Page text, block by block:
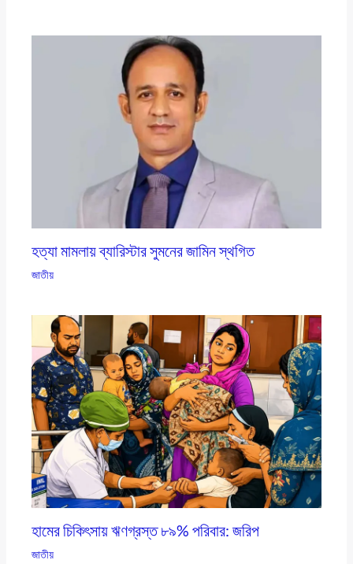
হত্যা মামলায় ব্যারিস্টার সুমনের জামিন স্থগিত
জাতীয়
হামের চিকিৎসায় ঋণগ্রস্ত ৮৯% পরিবার: জরিপ
জাতীয়